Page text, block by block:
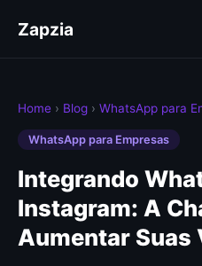
Zapzia
Home › Blog › WhatsApp para
WhatsApp para Empresas
Integrando
Instagram: A
Aumentar Suas